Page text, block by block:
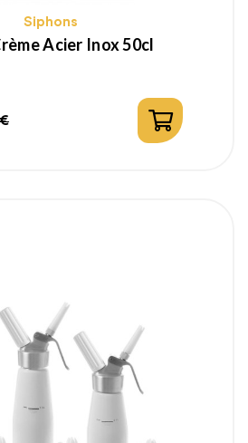
Siphons
Acier Inox 50cl